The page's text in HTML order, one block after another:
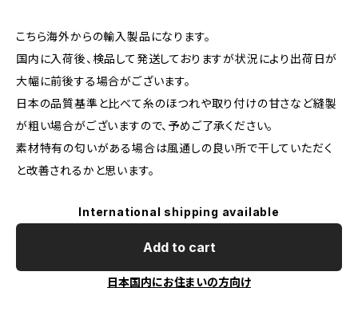
こちら海外からの輸入製品になります。
国内に入荷後、検品して発送しておりますが状況により出荷日が
大幅に前後する場合がございます。
日本の品質基準と比べて糸のほつれや取り付けの甘さなど縫製
が粗い場合がございますので、予めご了承ください。
素材特有の匂いがある場合は風通しの良い所で干していただく
と改善されるかと思います。
International shipping available
Add to cart
日本国内にお住まいの方向け